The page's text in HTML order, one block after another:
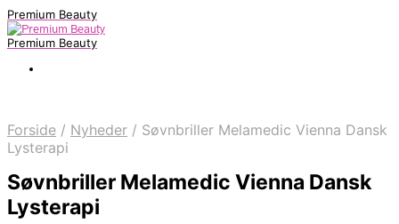
Premium Beauty
Premium Beauty
Forside / Nyheder / Søvnbriller Melamedic Vienna Dansk
Lysterapi
Søvnbriller Melamedic Vienna Dansk
Lysterapi